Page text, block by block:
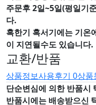
주문후 2일~5일(평일기
다.
혹한기 혹서기에는 기온
이 지연될수도 있습니다.
교환/반품
상품정보사용후기 0상품
단순변심에 의한 반품시
반품시에는 배송받으신